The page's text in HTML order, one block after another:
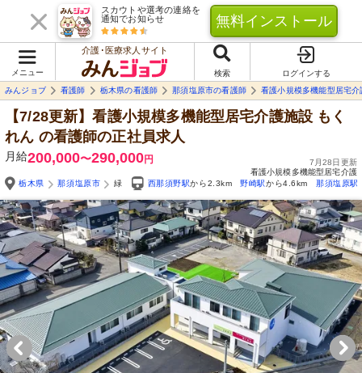
スカウトや選考の連絡を
通知でお知らせ
無料インストール
メニュー
介護･医療求人サイト
検索
ログインする
みんジョブ
看護師 栃木県の看護師 那須塩原市の看護師 看護小規模多機能型居宅
【7/28更新】看護小規模多機能型居宅介護施設 もく
れん の看護師の正社員求人
月給200,000〜290,000円
7月28日更新
看護小規模多機能型居宅介護
栃木県
那須塩原市 緑 西那須野駅から2.3km 野崎駅から4.6km 那須塩原駅